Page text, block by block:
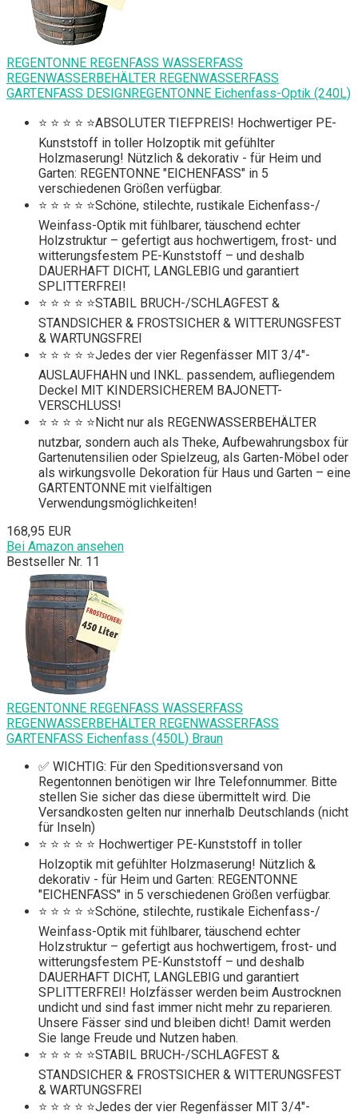
REGENTONNE REGENFASS WASSERFASS
REGENWASSERBEHÄLTER REGENWASSERFASS
GARTENFASS DESIGNREGENTONNE Eichenfass-Optik (240L)
⭐ ⭐ ⭐ ⭐ ⭐ABSOLUTER TIEFPREIS! Hochwertiger PE-
Kunststoff in toller Holzoptik mit gefühlter
Holzmaserung! Nützlich & dekorativ - für Heim und
Garten: REGENTONNE "EICHENFASS" in 5
verschiedenen Größen verfügbar.
⭐ ⭐ ⭐ ⭐ ⭐Schöne, stilechte, rustikale Eichenfass-/
Weinfass-Optik mit fühlbarer, täuschend echter
Holzstruktur – gefertigt aus hochwertigem, frost- und
witterungsfestem PE-Kunststoff – und deshalb
DAUERHAFT DICHT, LANGLEBIG und garantiert
SPLITTERFREI!
⭐ ⭐ ⭐ ⭐ ⭐STABIL BRUCH-/SCHLAGFEST &
STANDSICHER & FROSTSICHER & WITTERUNGSFEST
& WARTUNGSFREI
⭐ ⭐ ⭐ ⭐ ⭐Jedes der vier Regenfässer MIT 3/4"-
AUSLAUFHAHN und INKL. passendem, aufliegendem
Deckel MIT KINDERSICHEREM BAJONETT-
VERSCHLUSS!
⭐ ⭐ ⭐ ⭐ ⭐Nicht nur als REGENWASSERBEHÄLTER
nutzbar, sondern auch als Theke, Aufbewahrungsbox für
Gartenutensilien oder Spielzeug, als Garten-Möbel oder
als wirkungsvolle Dekoration für Haus und Garten – eine
GARTENTONNE mit vielfältigen
Verwendungsmöglichkeiten!
168,95 EUR
Bei Amazon ansehen
Bestseller Nr. 11
REGENTONNE REGENFASS WASSERFASS
REGENWASSERBEHÄLTER REGENWASSERFASS
GARTENFASS Eichenfass (450L) Braun
✅ WICHTIG: Für den Speditionsversand von
Regentonnen benötigen wir Ihre Telefonnummer. Bitte
stellen Sie sicher das diese übermittelt wird. Die
Versandkosten gelten nur innerhalb Deutschlands (nicht
für Inseln)
⭐ ⭐ ⭐ ⭐ ⭐ Hochwertiger PE-Kunststoff in toller
Holzoptik mit gefühlter Holzmaserung! Nützlich &
dekorativ - für Heim und Garten: REGENTONNE
"EICHENFASS" in 5 verschiedenen Größen verfügbar.
⭐ ⭐ ⭐ ⭐ ⭐Schöne, stilechte, rustikale Eichenfass-/
Weinfass-Optik mit fühlbarer, täuschend echter
Holzstruktur – gefertigt aus hochwertigem, frost- und
witterungsfestem PE-Kunststoff – und deshalb
DAUERHAFT DICHT, LANGLEBIG und garantiert
SPLITTERFREI! Holzfässer werden beim Austrocknen
undicht und sind fast immer nicht mehr zu reparieren.
Unsere Fässer sind und bleiben dicht! Damit werden
Sie lange Freude und Nutzen haben.
⭐ ⭐ ⭐ ⭐ ⭐STABIL BRUCH-/SCHLAGFEST &
STANDSICHER & FROSTSICHER & WITTERUNGSFEST
& WARTUNGSFREI
⭐ ⭐ ⭐ ⭐ ⭐Jedes der vier Regenfässer MIT 3/4"-